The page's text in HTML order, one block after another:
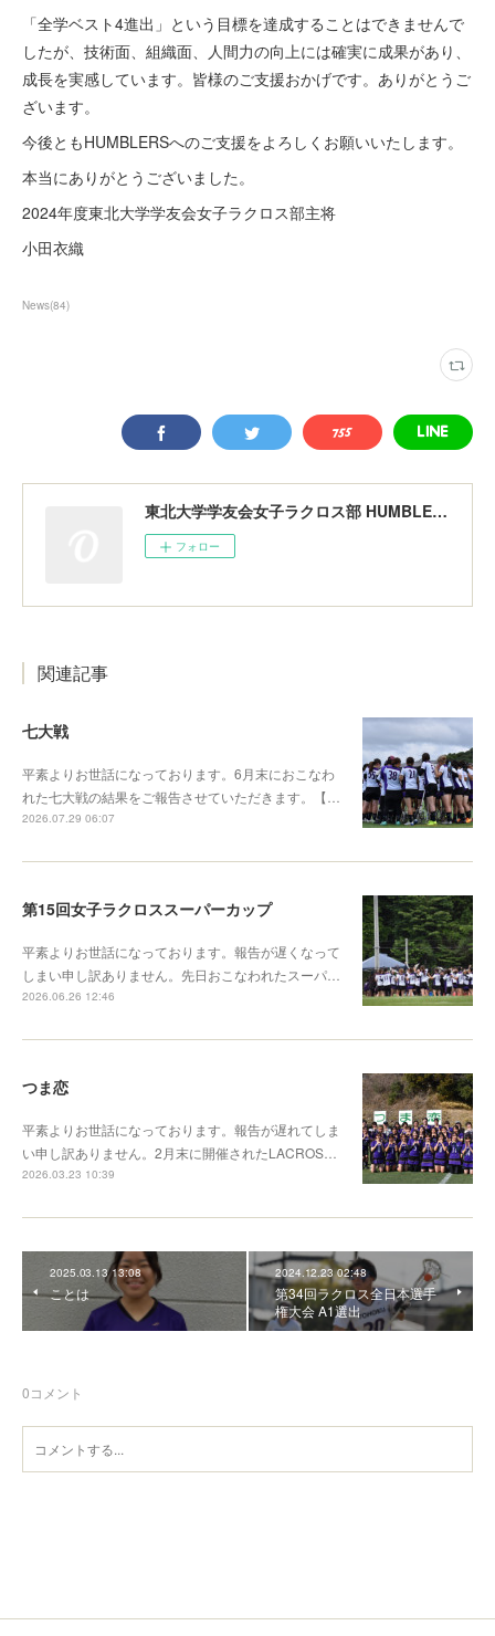
「全学ベスト4進出」という目標を達成することはできませんで
したが、技術面、組織面、人間力の向上には確実に成果があり、
成長を実感しています。皆様のご支援おかげです。ありがとうご
ざいます。
今後ともHUMBLERSへのご支援をよろしくお願いいたします。
本当にありがとうございました。
2024年度東北大学学友会女子ラクロス部主将
小田衣織
News(84)
東北大学学友会女子ラクロス部 HUMBLERS
フォロー
関連記事
七大戦
平素よりお世話になっております。6月末におこなわ
れた七大戦の結果をご報告させていただきます。【…
2026.07.29 06:07
第15回女子ラクロススーパーカップ
平素よりお世話になっております。報告が遅くなって
しまい申し訳ありません。先日おこなわれたスーパ…
2026.06.26 12:46
つま恋
平素よりお世話になっております。報告が遅れてしま
い申し訳ありません。2月末に開催されたLACROS…
2026.03.23 10:39
2025.03.13 13:08
ことは
2024.12.23 02:48
第34回ラクロス全日本選手
権大会 A1選出
0コメント